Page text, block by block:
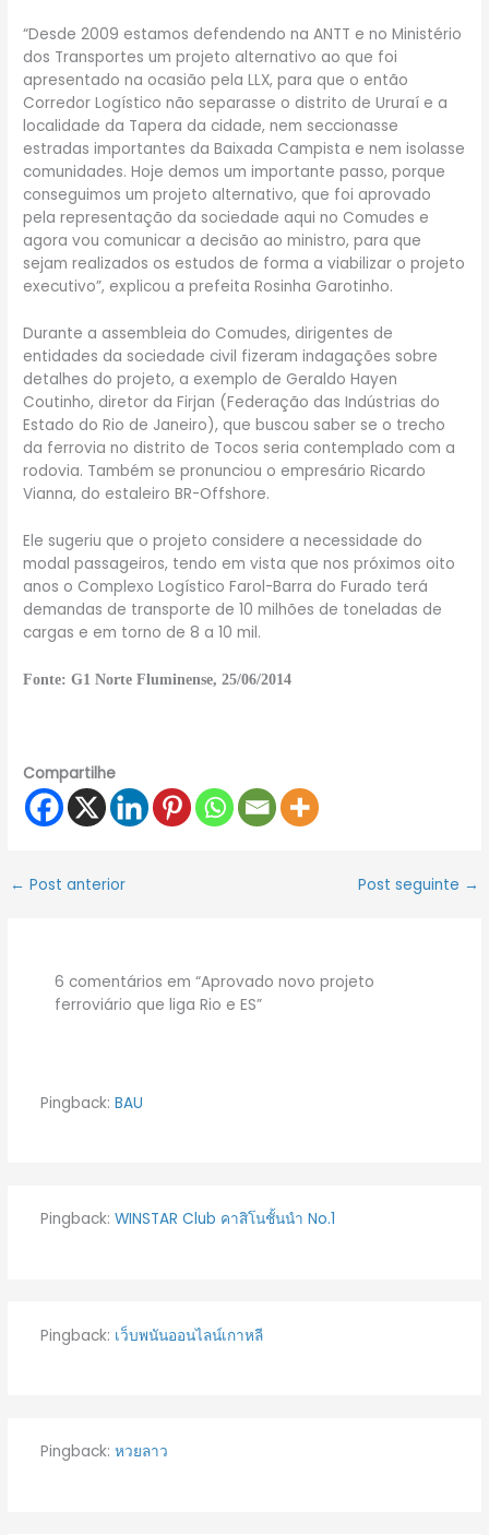
“Desde 2009 estamos defendendo na ANTT e no Ministério
dos Transportes um projeto alternativo ao que foi
apresentado na ocasião pela LLX, para que o então
Corredor Logístico não separasse o distrito de Ururaí e a
localidade da Tapera da cidade, nem seccionasse
estradas importantes da Baixada Campista e nem isolasse
comunidades. Hoje demos um importante passo, porque
conseguimos um projeto alternativo, que foi aprovado
pela representação da sociedade aqui no Comudes e
agora vou comunicar a decisão ao ministro, para que
sejam realizados os estudos de forma a viabilizar o projeto
executivo”, explicou a prefeita Rosinha Garotinho.
Durante a assembleia do Comudes, dirigentes de
entidades da sociedade civil fizeram indagações sobre
detalhes do projeto, a exemplo de Geraldo Hayen
Coutinho, diretor da Firjan (Federação das Indústrias do
Estado do Rio de Janeiro), que buscou saber se o trecho
da ferrovia no distrito de Tocos seria contemplado com a
rodovia. Também se pronunciou o empresário Ricardo
Vianna, do estaleiro BR-Offshore.
Ele sugeriu que o projeto considere a necessidade do
modal passageiros, tendo em vista que nos próximos oito
anos o Complexo Logístico Farol-Barra do Furado terá
demandas de transporte de 10 milhões de toneladas de
cargas e em torno de 8 a 10 mil.
Fonte: G1 Norte Fluminense, 25/06/2014
Compartilhe
← Post anterior Post seguinte →
6 comentários em “Aprovado novo projeto
ferroviário que liga Rio e ES”
Pingback: BAU
Pingback: WINSTAR Club คาสิโนชั้นนำ No.1
Pingback: เว็บพนันออนไลน์เกาหลี
Pingback: หวยลาว